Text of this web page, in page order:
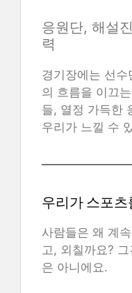
응원단, 해설
력
경기장에는 선수
의 흐름을 이끄
들, 열정 가득한
우리가 느낄 수
우리가 스포
사람들은 왜 계
고, 외칠까요?
은 아니에요.